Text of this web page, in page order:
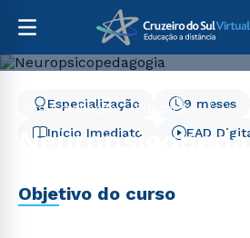
Pós-Graduação Educação
Início Imediato
9 meses
Especialização
EAD
Objetivo do curso